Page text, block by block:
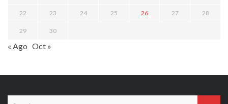
22 23 24 25 26 27 28
29 30
« Ago Oct »